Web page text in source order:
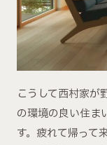
こうして西村家が
の環境の良い住ま
す。疲れて帰って